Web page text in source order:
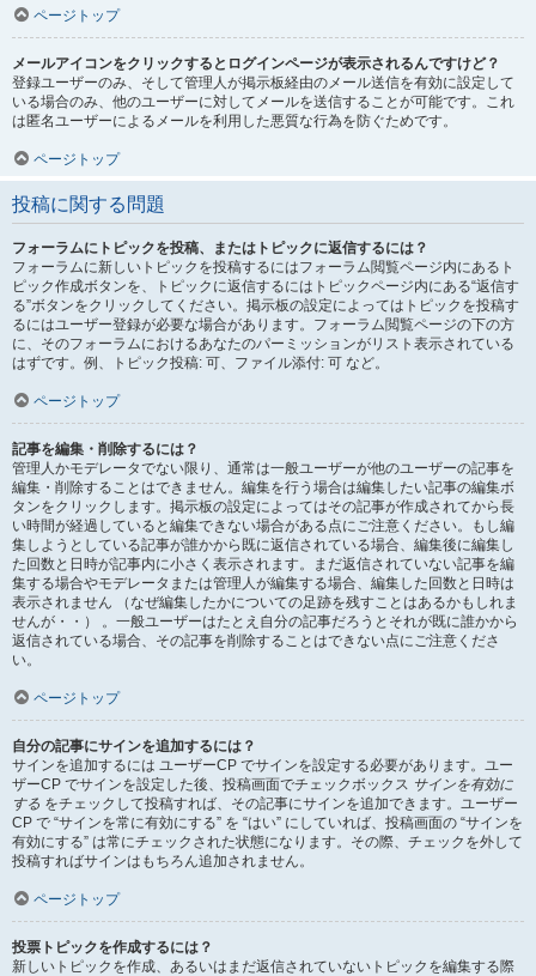
ページトップ
メールアイコンをクリックするとログインページが表示されるんですけど？
登録ユーザーのみ、そして管理人が掲示板経由のメール送信を有効に設定して
いる場合のみ、他のユーザーに対してメールを送信することが可能です。これ
は匿名ユーザーによるメールを利用した悪質な行為を防ぐためです。
ページトップ
投稿に関する問題
フォーラムにトピックを投稿、またはトピックに返信するには？
フォーラムに新しいトピックを投稿するにはフォーラム閲覧ページ内にあるト
ピック作成ボタンを、トピックに返信するにはトピックページ内にある“返信す
る”ボタンをクリックしてください。掲示板の設定によってはトピックを投稿す
るにはユーザー登録が必要な場合があります。フォーラム閲覧ページの下の方
に、そのフォーラムにおけるあなたのパーミッションがリスト表示されている
はずです。例、トピック投稿: 可、ファイル添付: 可 など。
ページトップ
記事を編集・削除するには？
管理人かモデレータでない限り、通常は一般ユーザーが他のユーザーの記事を
編集・削除することはできません。編集を行う場合は編集したい記事の編集ボ
タンをクリックします。掲示板の設定によってはその記事が作成されてから長
い時間が経過していると編集できない場合がある点にご注意ください。もし編
集しようとしている記事が誰かから既に返信されている場合、編集後に編集し
た回数と日時が記事内に小さく表示されます。まだ返信されていない記事を編
集する場合やモデレータまたは管理人が編集する場合、編集した回数と日時は
表示されません （なぜ編集したかについての足跡を残すことはあるかもしれま
せんが・・） 。一般ユーザーはたとえ自分の記事だろうとそれが既に誰かから
返信されている場合、その記事を削除することはできない点にご注意くださ
い。
ページトップ
自分の記事にサインを追加するには？
サインを追加するには ユーザーCP でサインを設定する必要があります。ユー
ザーCP でサインを設定した後、投稿画面でチェックボックス サインを有効に
する をチェックして投稿すれば、その記事にサインを追加できます。ユーザー
CP で “サインを常に有効にする” を “はい” にしていれば、投稿画面の “サインを
有効にする” は常にチェックされた状態になります。その際、チェックを外して
投稿すればサインはもちろん追加されません。
ページトップ
投票トピックを作成するには？
新しいトピックを作成、あるいはまだ返信されていないトピックを編集する際